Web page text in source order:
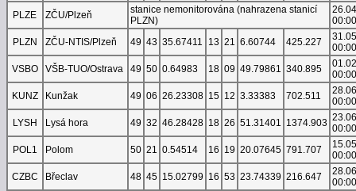
PLZE
ZČU/Plzeň
stanice nemonitorována (nahrazena stanicí
PLZN)
00:00
PLZN
ZČU-NTIS/Plzeň 49 43 35.67411 13 21 6.60744 425.227
00:00
VSBO
VŠB-TUO/Ostrava 49 50 0.64983 18 09 49.79861 340.895
00:00
KUNZ
Kunžak 49 06 26.23308 15 12 3.33383 702.511
00:00
LYSH
Lysá hora 49 32 46.28428 18 26 51.31401 1374.903 00:00
POL1
Polom 50 21 0.54514 16 19 20.07645 791.707
00:00
CZBC
Břeclav 48 45 15.02799 16 53 23.74339 216.647
00:00